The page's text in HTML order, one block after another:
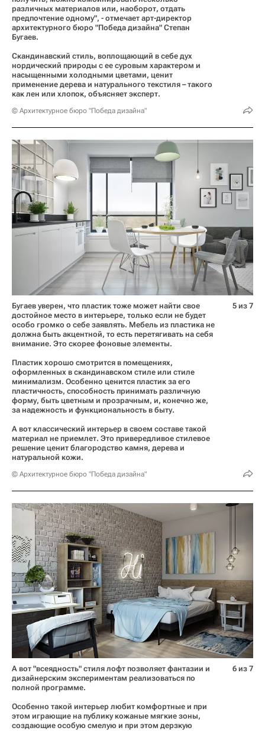
различных материалов или, наоборот, отдать
предпочтение одному", - отмечает арт-директор
архитектурного бюро "Победа дизайна" Степан
Бугаев.
Скандинавский стиль, воплощающий в себе дух
нордический природы с ее суровым характером и
насыщенными холодными цветами, ценит
применение дерева и натурального текстиля – такого
как лен или хлопок, объясняет эксперт.
© Архитектурное бюро "Победа дизайна"
Бугаев уверен, что пластик тоже может найти свое
достойное место в интерьере, только если не будет
особо громко о себе заявлять. Мебель из пластика не
должна быть акцентной, то есть перетягивать на себя
внимание. Это скорее фоновые элементы.
Пластик хорошо смотрится в помещениях,
оформленных в скандинавском стиле или стиле
минимализм. Особенно ценится пластик за его
пластичность, способность принимать различную
форму, быть цветным и прозрачным, и, конечно же,
за надежность и функциональность в быту.
А вот классический интерьер в своем составе такой
материал не приемлет. Это привередливое стилевое
решение ценит благородство камня, дерева и
натуральной кожи.
© Архитектурное бюро "Победа дизайна"
5 из 7
А вот "всеядность" стиля лофт позволяет фантазии и
дизайнерским экспериментам реализоваться по
полной программе.
Особенно такой интерьер любит комфортные и при
этом играющие на публику кожаные мягкие зоны,
создающие особую смелую и при этом дерзкую
6 из 7